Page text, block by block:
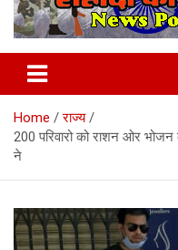
Latest News
News,
Hindi
Home
राज्य
200 परिवारो को राशन ओर
ने